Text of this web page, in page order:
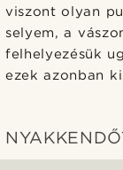
viszont olyan
selyem, a
felhelyezésük
ezek azonban